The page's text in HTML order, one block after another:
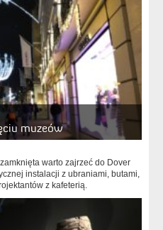
muzeów
warto zajrzeć do Dover
instalacji z ubraniami, butami,
z kafeterią.